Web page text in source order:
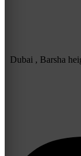
Dubai , Barsha